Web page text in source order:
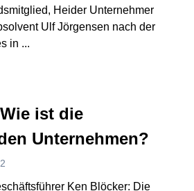
Heider Unternehmer
Ulf Jörgensen nach der
in
ist die
Unternehmen?
Ken Blöcker: Die